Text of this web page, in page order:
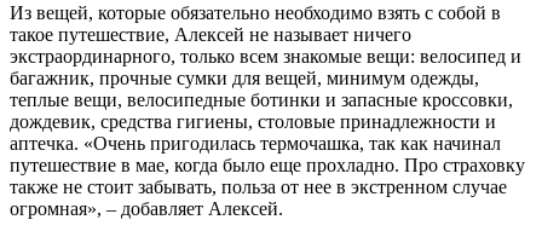
Из вещей, которые обязательно необходимо взять с собой в
такое путешествие, Алексей не называет ничего
экстраординарного, только всем знакомые вещи: велосипед и
багажник, прочные сумки для вещей, минимум одежды,
теплые вещи, велосипедные ботинки и запасные кроссовки,
дождевик, средства гигиены, столовые принадлежности и
аптечка. «Очень пригодилась термочашка, так как начинал
путешествие в мае, когда было еще прохладно. Про страховку
также не стоит забывать, польза от нее в экстренном случае
огромная», – добавляет Алексей.